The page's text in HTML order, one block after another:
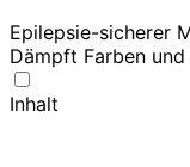
Epilepsie-sicherer
Dämpft Farben
Inhalt